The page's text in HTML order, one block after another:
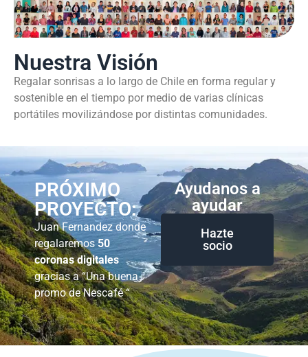
Nuestra Visión
Regalar sonrisas a lo largo de Chile en forma regular y
sostenible en el tiempo por medio de varias clínicas
portátiles movilizándose por distintas comunidades.
PRÓXIMO
PROYECTO:
Juan Fernandez donde
regalaremos 50
coronas digitales
gracias a “Una buena
promo de Nescafé “
Ayudanos a
ayudar
Hazte
socio